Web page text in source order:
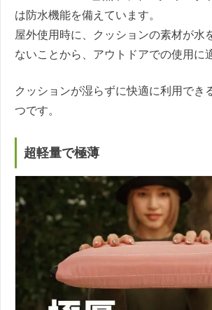
は防水機能を備えています。
屋外使用時に、クッションの素材が水
ないことから、アウトドアでの使用に
クッションが湿らずに快適に利用でき
つです。
超軽量で極薄